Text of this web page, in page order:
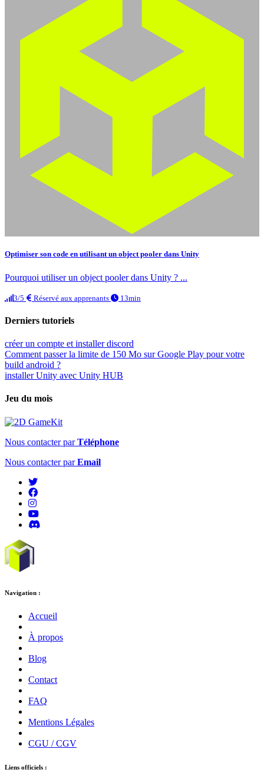
Optimiser son code en utilisant un object pooler dans Unity
Pourquoi utiliser un object pooler dans Unity ? ...
3/5 Réservé aux apprenants 13min
Derniers tutoriels
créer un compte et installer discord
Comment passer la limite de 150 Mo sur Google Play pour votre
build android ?
installer Unity avec Unity HUB
Jeu du mois
Nous contacter parTéléphone
Nous contacter parEmail
Navigation :
Accueil
À propos
Blog
Contact
FAQ
Mentions Légales
CGU / CGV
Liens officiels :